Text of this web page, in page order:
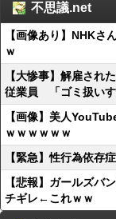
不思議.net
【画像あり】NHKさ
ｗ
【大惨事】解雇され
従業員 「ゴミ扱い
【画像】美人
ｗｗｗｗｗｗ
【緊急】性行為依存
【悲報】ガールズバ
チギレ←これｗｗ